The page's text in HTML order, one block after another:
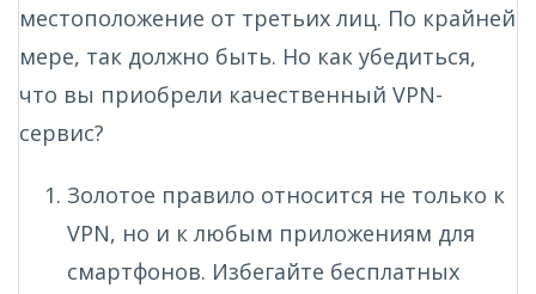
местоположение от третьих лиц. По крайней
мере, так должно быть. Но как убедиться,
что вы приобрели качественный VPN-
сервис?
Золотое правило относится не только к
VPN, но и к любым приложениям для
смартфонов. Избегайте бесплатных